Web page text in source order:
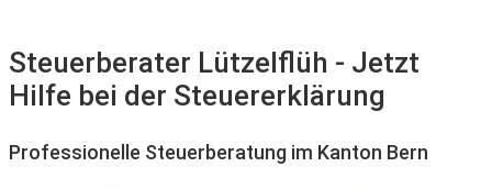
Steuerberater Lützelflüh - Jetzt
Hilfe bei der Steuererklärung
Professionelle Steuerberatung im Kanton Bern